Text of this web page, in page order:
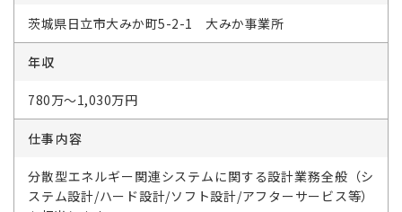
茨城県日立市大みか町5-2-1 大みか事業所
年収
780万～1,030万円
仕事内容
分散型エネルギー関連システムに関する設計業務全般（シ
ステム設計/ハード設計/ソフト設計/アフターサービス等）